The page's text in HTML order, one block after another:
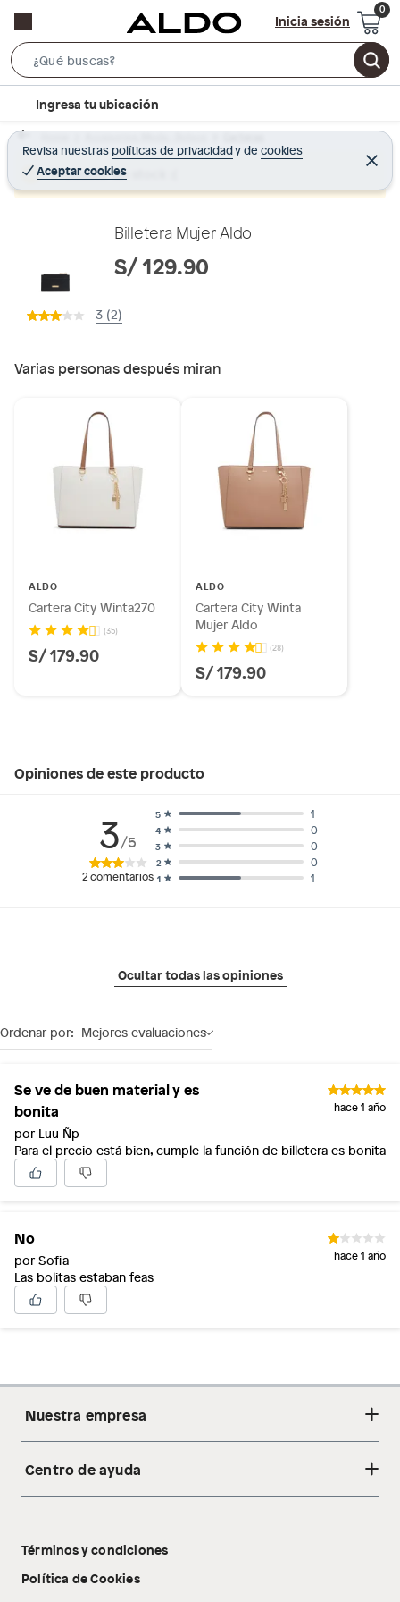
Inicia sesión
e
r
c
B
r
c
t
n
Ingresa tu ubicación
Revisa nuestras políticas de privacidadyde cookies
Aceptar cookies
C
e
r
Home Accesorios Moda - Bolsos Carteras
Producto sin stock :(
Billetera Mujer Aldo
S/ 129.90
3 (2)
Varias personas después miran
ALDO
Cartera City Winta270
(35)
S/ 179.90
ALDO
Cartera City Winta
Mujer Aldo
(28)
S/ 179.90
Opiniones de este producto
3/5
2comentarios 1 1
2 0
3 0
4 0
5 1
Ocultar todas las opiniones
Ordenar por: Mejores evaluaciones
Se ve de buen material y es
bonita
por Luu Ñp
hace 1 año
Para el precio está bien, cumple la función de billetera es bonita
No
por Sofia hace 1 año
Las bolitas estaban feas
Nuestra empresa
Acerca de nosotros
Tecnología Pillow Walk
Centro de ayuda
Libro de reclamaciones
Términos y condiciones
Política de Cookies